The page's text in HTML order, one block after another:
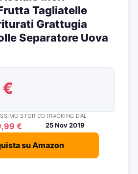
Tagliatelle
Grattugia
Separatore Uova
STORICO
€
TRACKING DAL
25 Nov 2019
su Amazon